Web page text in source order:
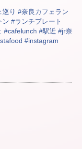
り #奈良カフェラン
ン #ランチプレート
#cafelunch #駅近 #jr奈
#instagram